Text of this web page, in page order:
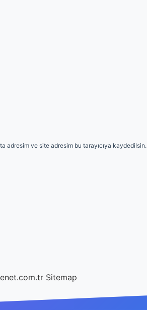
adresim ve site adresim bu tarayıcıya kaydedilsin.
Sitemap